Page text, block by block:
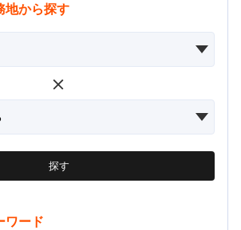
地から探す
探す
ワード